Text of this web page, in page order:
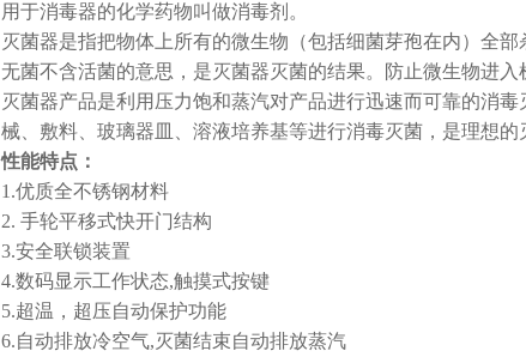
用于消毒器的化学药物叫做消毒剂。
灭菌器是指把物体上所有的微生物（包括细菌芽孢在内）全
无菌不含活菌的意思，是灭菌器灭菌的结果。防止微生物进入
灭菌器产品是利用压力饱和蒸汽对产品进行迅速而可靠的消
械、敷料、玻璃器皿、溶液培养基等进行消毒灭菌，是理想的
性能特点：
1.优质全不锈钢材料
2. 手轮平移式快开门结构
3.安全联锁装置
4.数码显示工作状态,触摸式按键
5.超温，超压自动保护功能
6.自动排放冷空气,灭菌结束自动排放蒸汽